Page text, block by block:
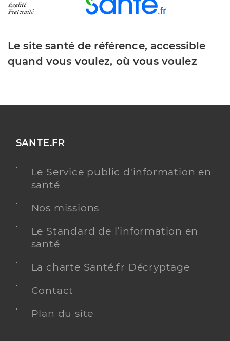
Le site santé de référence, accessible
quand vous voulez, où vous voulez
SANTE.FR
Le Service public d'information en
santé
Nos missions
Le Standard de l’information en
santé
La charte Santé.fr Décryptage
Contact
Plan du site